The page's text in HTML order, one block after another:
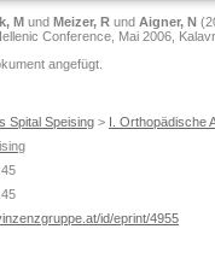
M und Meizer, R und Aigner, N
Conference, Mai 2006,
angefügt.
Spital Speising > I. Orthopädische
id/eprint/4955